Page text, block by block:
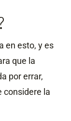
en esto, y es
que la
por errar,
considere la